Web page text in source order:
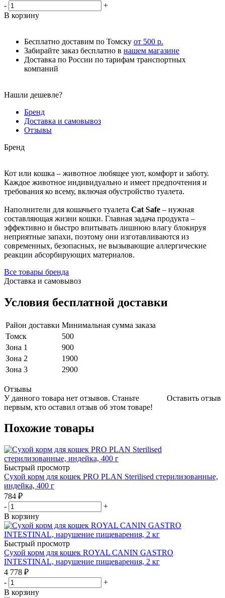
-
+
В корзину
Бесплатно доставим по Томску от 500 р.
Забирайте заказ бесплатно в нашем магазине
Доставка по России по тарифам транспортных
компаний
Нашли дешевле?
Бренд
Доставка и самовывоз
Отзывы
Бренд
Кот или кошка – животное любящее уют, комфорт и заботу.
Каждое животное индивидуально и имеет предпочтения и
требования ко всему, включая обустройство туалета.
Наполнители для кошачьего туалета Cat Safe – нужная
составляющая жизни кошки. Главная задача продукта –
эффективно и быстро впитывать лишнюю влагу блокируя
неприятные запахи, поэтому они изготавливаются из
современных, безопасных, не вызывающие аллергические
реакции абсорбирующих материалов.
Все товары бренда
Доставка и самовывоз
Условия бесплатной доставки
Район доставки Минимальная сумма заказа
Томск
500
Зона 1
900
Зона 2
1900
Зона 3
2900
Отзывы
Оставить отзыв
У данного товара нет отзывов. Станьте
первым, кто оставил отзыв об этом товаре!
Похожие товары
Быстрый просмотр
Сухой корм для кошек PRO PLAN Sterilised стерилизованные,
индейка, 400 г
784 ₽
-
+
В корзину
Быстрый просмотр
Сухой корм для кошек ROYAL CANIN GASTRO
INTESTINAL, нарушение пищеварения, 2 кг
4 778 ₽
-
+
В корзину